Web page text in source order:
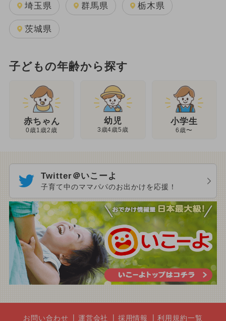
埼玉県 群馬県 栃木県
茨城県
子どもの年齢から探す
赤ちゃん
0歳1歳2歳
幼児
3歳4歳5歳
小学生
6歳〜
Twitter＠いこーよ
子育て中のママパパのお出かけを応援！
お問い合わせ 運営会社 採用情報 利用規約一覧